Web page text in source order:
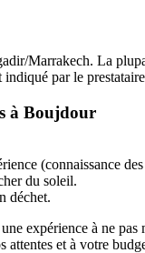
Marrakech. La
par le
à Boujdour
(connaissance
du soleil.
déchet.
expérience à ne
et à votre